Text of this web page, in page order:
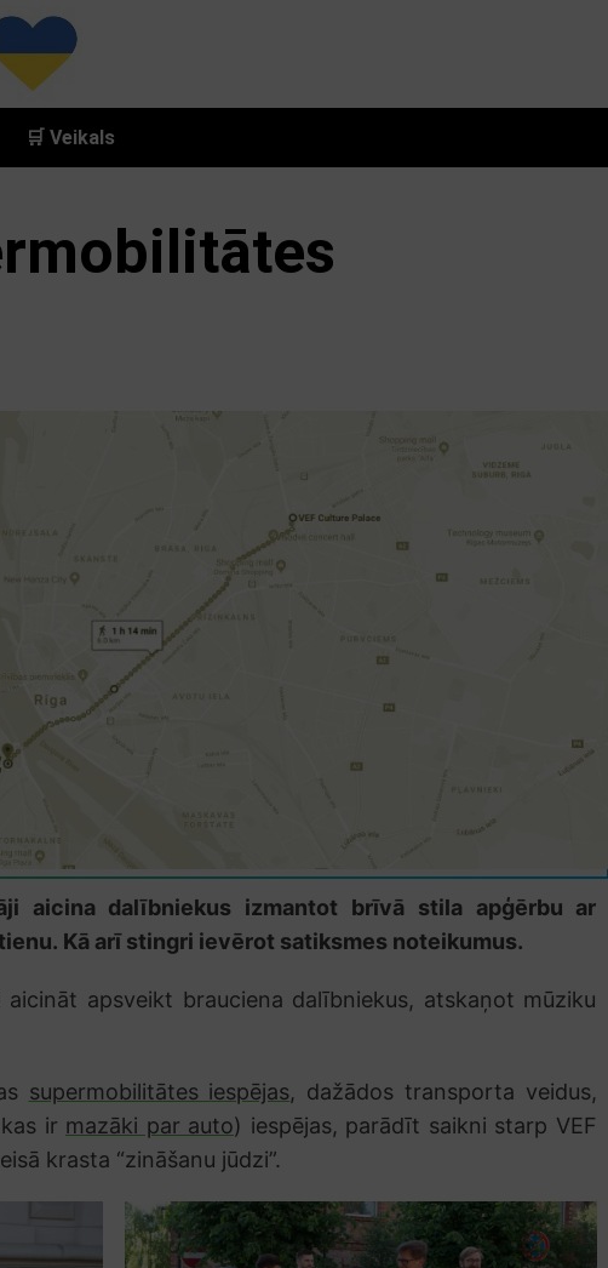
🛒 Veikals
aicina dalībniekus izmantot brīvā stila apģērbu ar
Kā arī stingri ievērot satiksmes noteikumus.
apsveikt brauciena dalībniekus, atskaņot mūziku
supermobilitātes iespējas, dažādos transporta veidus,
ir mazāki par auto) iespējas, parādīt saikni starp VEF
krasta “zināšanu jūdzi”.